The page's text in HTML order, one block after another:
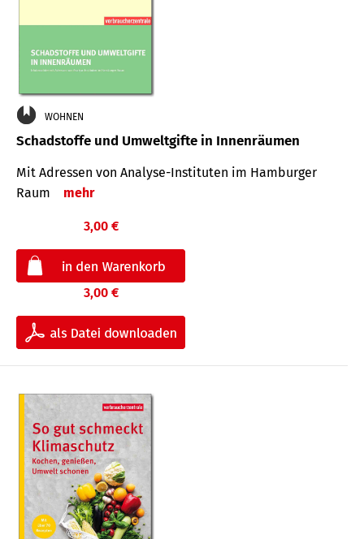
WOHNEN
Schadstoffe und Umweltgifte in Innenräumen
Mit Adressen von Analyse-Insti­tuten im Hamburger
Raum
mehr
3,00 €
3,00 €